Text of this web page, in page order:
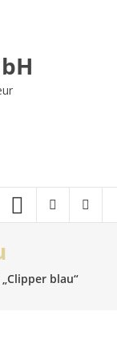
blau“